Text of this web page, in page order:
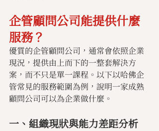
企管顧問公司能提供什麼
服務？
優質的企管顧問公司，通常會依照企業
現況，提供由上而下的一整套解決方
案，而不只是單一課程。以下以哈佛企
管常見的服務範圍為例，說明一家成熟
顧問公司可以為企業做什麼。
一、組織現狀與能力差距分析